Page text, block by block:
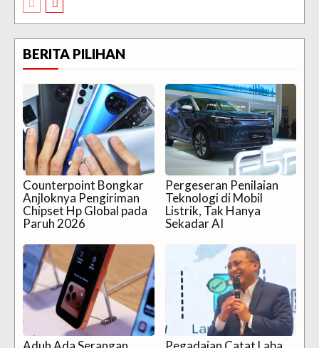
BERITA PILIHAN
Counterpoint Bongkar
Anjloknya Pengiriman
Chipset Hp Global pada
Paruh 2026
Pergeseran Penilaian
Teknologi di Mobil
Listrik, Tak Hanya
Sekadar AI